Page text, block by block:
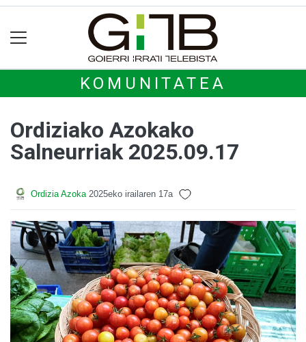
KOMUNITATEA
Ordiziako Azokako
Salneurriak 2025.09.17
Ordizia Azoka 2025eko irailaren 17a